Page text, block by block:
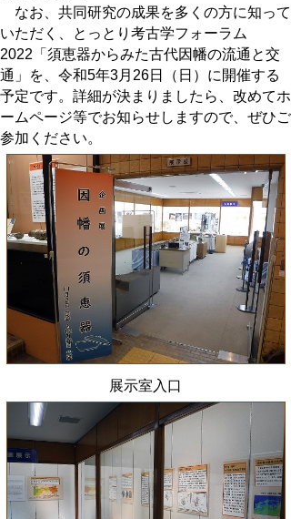
なお、共同研究の成果を多くの方に知って
いただく、とっとり考古学フォーラム
2022「須恵器からみた古代因幡の流通と交
通」を、令和5年3月26日（日）に開催する
予定です。詳細が決まりましたら、改めてホ
ームページ等でお知らせしますので、ぜひご
参加ください。
展示室入口